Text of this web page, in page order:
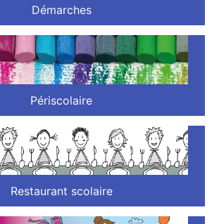
Démarches
Périscolaire
Restaurant scolaire